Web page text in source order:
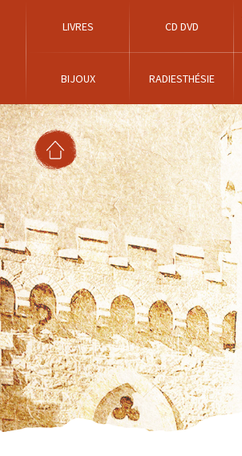
LIVRES CD DVD
BIJOUX RADIESTHÉSIE